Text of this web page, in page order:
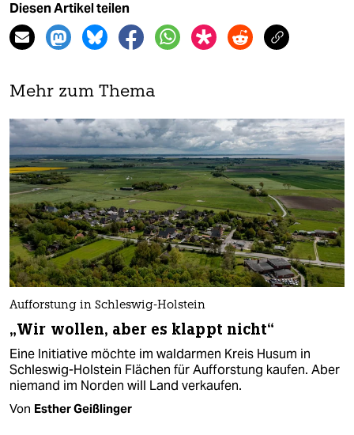
Diesen Artikel teilen
Mehr zum Thema
Aufforstung in Schleswig-Holstein
„Wir wollen, aber es klappt nicht“
Eine Initiative möchte im waldarmen Kreis Husum in
Schleswig-Holstein Flächen für Aufforstung kaufen. Aber
niemand im Norden will Land verkaufen.
Von Esther Geißlinger